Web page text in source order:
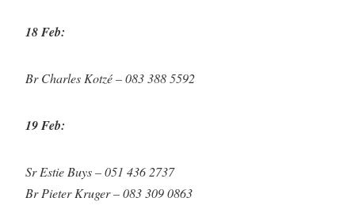
18 Feb:
Br Charles Kotzé – 083 388 5592
19 Feb:
Sr Estie Buys – 051 436 2737
Br Pieter Kruger – 083 309 0863